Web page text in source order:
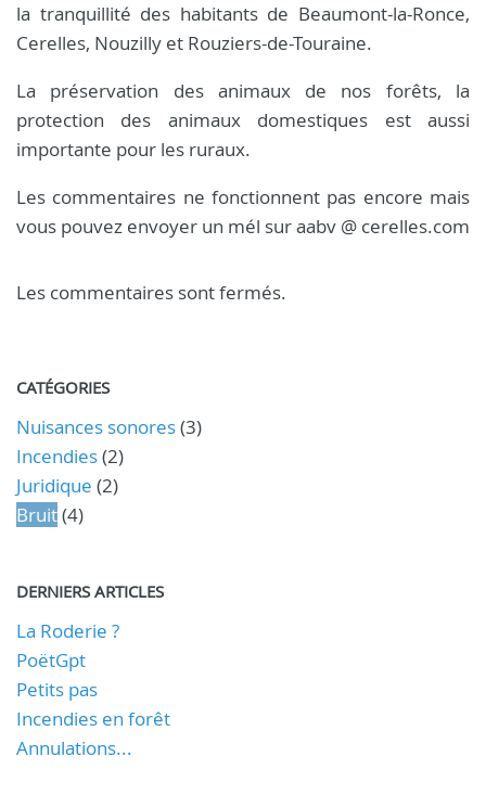
la tranquillité des habitants de Beaumont-la-Ronce,
Cerelles, Nouzilly et Rouziers-de-Touraine.
La préservation des animaux de nos forêts, la
protection des animaux domestiques est aussi
importante pour les ruraux.
Les commentaires ne fonctionnent pas encore mais
vous pouvez envoyer un mél sur aabv @ cerelles.com
Les commentaires sont fermés.
CATÉGORIES
Nuisances sonores(3)
Incendies(2)
Juridique (2)
Bruit(4)
DERNIERS ARTICLES
La Roderie ?
PoëtGpt
Petits pas
Incendies en forêt
Annulations...